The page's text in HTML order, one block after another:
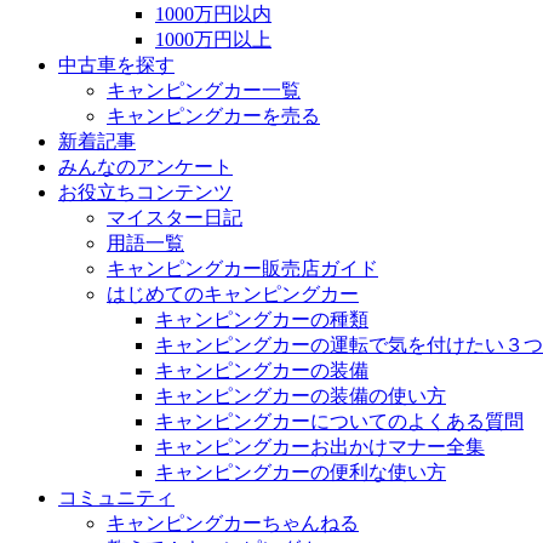
1000万円以内
1000万円以上
中古車を探す
キャンピングカー一覧
キャンピングカーを売る
新着記事
みんなのアンケート
お役立ちコンテンツ
マイスター日記
用語一覧
キャンピングカー販売店ガイド
はじめてのキャンピングカー
キャンピングカーの種類
キャンピングカーの運転で気を付けたい３
キャンピングカーの装備
キャンピングカーの装備の使い方
キャンピングカーについてのよくある質問
キャンピングカーお出かけマナー全集
キャンピングカーの便利な使い方
コミュニティ
キャンピングカーちゃんねる